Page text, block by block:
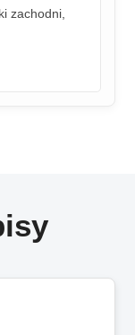
zachodni,